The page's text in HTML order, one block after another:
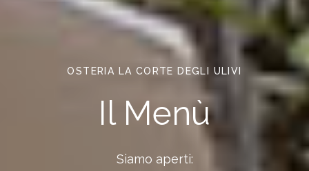
OSTERIA LA CORTE DEGLI ULIVI
Il Menù
Siamo aperti: